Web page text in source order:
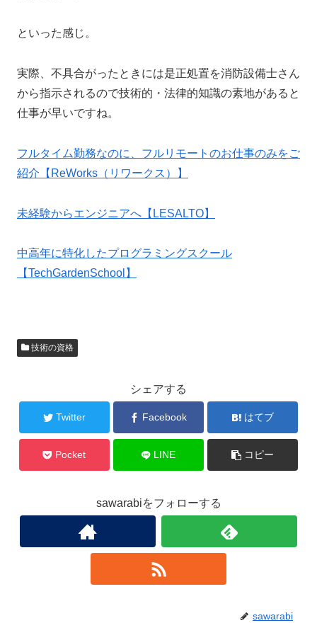
といった感じ。
実際、不具合がったときには是正処置を消防設備士さん
から指示されるので技術的・法律的知識の素地があると
仕事が早いですね。
フルタイム勤務なのに、フルリモートのお仕事のみをご
紹介【ReWorks（リワークス）】
未経験からエンジニアへ【LESALTO】
中高年に特化したプログラミングスクール
【TechGardenSchool】
技術の資格
シェアする
Twitter Facebook はてブ
Pocket LINE コピー
sawarabiをフォローする
sawarabi